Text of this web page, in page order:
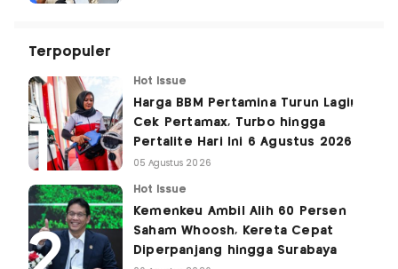
Terpopuler
Hot Issue
Harga BBM Pertamina Turun Lagi!
Cek Pertamax, Turbo hingga
Pertalite Hari Ini 6 Agustus 2026
05 Agustus 2026
Hot Issue
Kemenkeu Ambil Alih 60 Persen
Saham Whoosh, Kereta Cepat
Diperpanjang hingga Surabaya